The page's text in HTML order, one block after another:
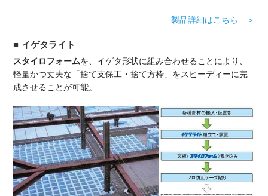
製品詳細はこちら ＞
イゲタライト
スタイロフォームを、イゲタ形状に組み合わせることにより、
軽量かつ丈夫な「捨て支保工・捨て方枠」をスピーディーに完
成させることが可能。